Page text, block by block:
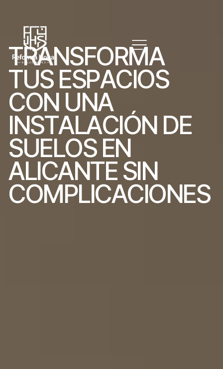
TRANSFORMA
TUS ESPACIOS
CON UNA
INSTALACIÓN DE
SUELOS EN
ALICANTE SIN
COMPLICACIONES